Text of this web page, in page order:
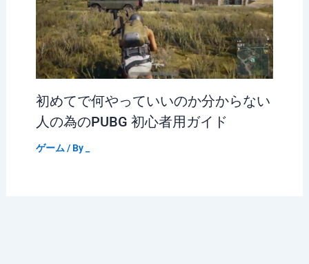
初めてで何やっていいのか分からない
人の為のPUBG 初心者用ガイド
ゲーム / By